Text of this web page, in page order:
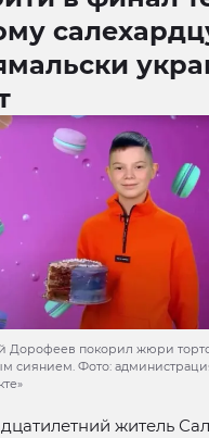
Дорофеев покорил жюри
сиянием. Фото:
житель